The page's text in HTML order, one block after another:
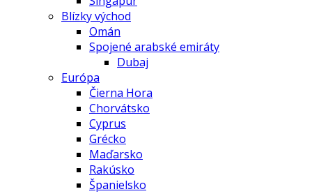
Blízky východ
Omán
Spojené arabské emiráty
Dubaj
Európa
Čierna Hora
Chorvátsko
Cyprus
Grécko
Maďarsko
Rakúsko
Španielsko